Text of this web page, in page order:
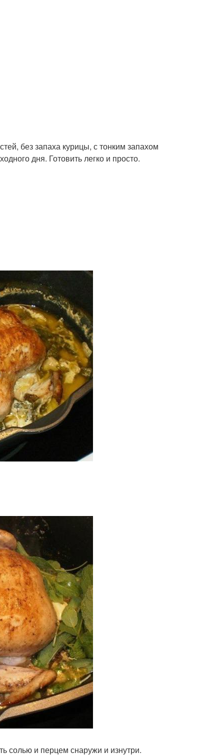
без запаха курицы, с тонким запахом
дня. Готовить легко и просто.
солью и перцем снаружи и изнутри.